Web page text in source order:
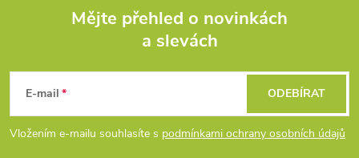
p
Mějte přehled o novinkách
a slevách
E-mail
Vložením e-mailu souhlasíte s podmínkami ochrany osobních údajů
ODEBÍRAT